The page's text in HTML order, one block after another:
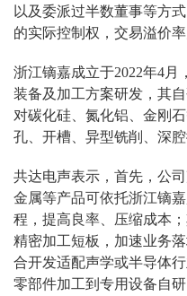
以及委派过半数董事等方
的实际控制权，交易溢价率
浙江镝嘉成立于2022年4月
装备及加工方案研发，其
对碳化硅、氮化铝、金刚
孔、开槽、异型铣削、深
共达电声表示，首先，公
金属等产品可依托浙江镝
程，提高良率、压缩成本
精密加工短板，加速业务
合开发适配声学或半导体
零部件加工到专用设备自研